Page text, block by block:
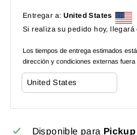
Entregar a: United States
Si realiza su pedido hoy, llegará
Los tiempos de entrega estimados
dirección y condiciones externas fuera
Disponible para Pickup